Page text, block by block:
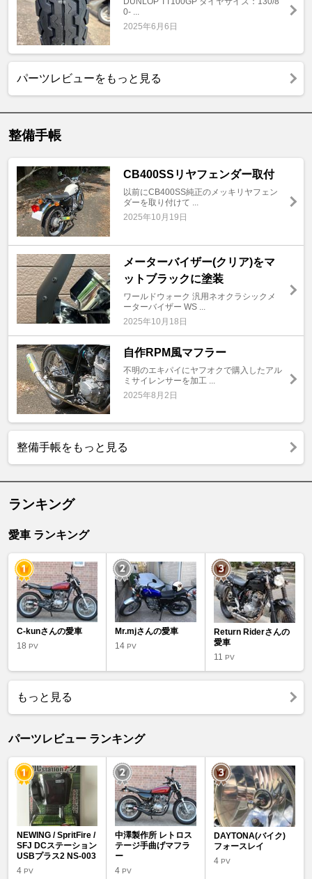
0- ...
2025年6月6日
パーツレビューをもっと見る
整備手帳
CB400SSリヤフェンダー取付
以前にCB400SS純正のメッキリヤフェン
ダーを取り付けて ...
2025年10月19日
メーターバイザー(クリア)をマ
ットブラックに塗装
ワールドウォーク 汎用ネオクラシックメ
ーターバイザー WS ...
2025年10月18日
自作RPM風マフラー
不明のエキパイにヤフオクで購入したアル
ミサイレンサーを加工 ...
2025年8月2日
整備手帳をもっと見る
ランキング
愛車 ランキング
C-kunさんの愛車
18 PV
Mr.mjさんの愛車
14PV
Return Riderさんの
愛車
11 PV
もっと見る
パーツレビュー ランキング
NEWING / SpritFire /
SFJ DCステーション
USBプラス2 NS-003
4 PV
中澤製作所 レトロス
テージ手曲げマフラ
ー
4PV
DAYTONA(バイク)
フォースレイ
4 PV